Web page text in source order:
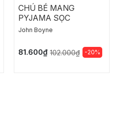
CHÚ BÉ MANG
PYJAMA SỌC
John Boyne
81.600₫ 102.000₫ -20%